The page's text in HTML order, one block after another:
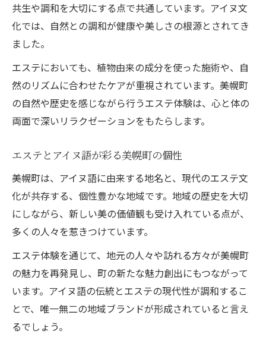
共生や調和を大切にする点で共通しています。アイヌ文
化では、自然との調和が健康や美しさの根源とされてき
ました。
エステにおいても、植物由来の成分を使った施術や、自
然のリズムに合わせたケアが重視されています。美幌町
の自然や歴史を感じながら行うエステ体験は、心と体の
両面で深いリラクゼーションをもたらします。
エステとアイヌ語が彩る美幌町の個性
美幌町は、アイヌ語に由来する地名と、現代のエステ文
化が共存する、個性豊かな地域です。地域の歴史を大切
にしながら、新しい美の価値観も受け入れている点が、
多くの人々を惹きつけています。
エステ体験を通じて、地元の人々や訪れる方々が美幌町
の魅力を再発見し、町の新たな魅力創出にもつながって
います。アイヌ語の伝統とエステの現代性が調和するこ
とで、唯一無二の地域ブランドが形成されていると言え
るでしょう。